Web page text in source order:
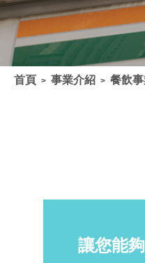
首頁 > 事業介紹 > 餐飲
讓您能